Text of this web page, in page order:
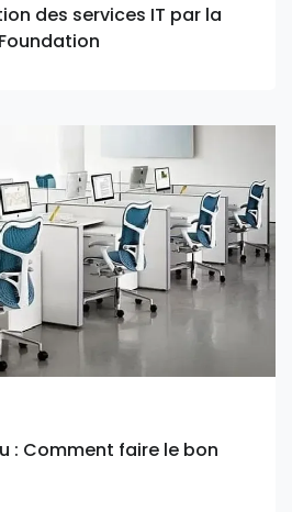
des services IT par la
: Comment faire le bon